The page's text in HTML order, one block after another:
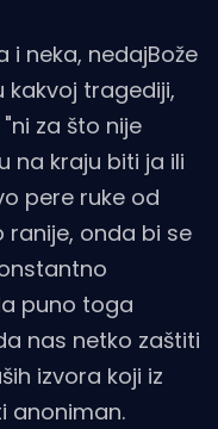
neka, nedajBože
tragediji,
za što nije
na kraju biti ja ili
pere ruke od
ranije, onda bi se
puno toga
nas netko zaštiti
izvora koji iz
anoniman.